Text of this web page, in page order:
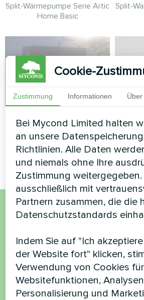
Split-Wärmepumpe Serie Artic
Home Basic
Split-
Privates Haus
Wärmepumpe BeeSmart
MHCS 045 NBS
Möchten Sie
haben Sie Fragen?
Kontaktieren Sie uns und
helfen
Cookie-
Zustimmung Informationen
Bei Mycond Limited halten
an unsere
Richtlinien. Alle Daten
und niemals ohne Ihre
Zustimmung weitergegeben.
ausschließlich mit
Partnern zusammen, die die
Datenschutzstandards
Indem Sie auf "Ich
der Website fort" klicken,
Verwendung von Cookies
Websitefunktionen,
Personalisierung und